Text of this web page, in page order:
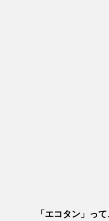
「エコタン」って